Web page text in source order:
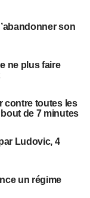
son
ne plus faire
contre toutes les
de 7 minutes
Ludovic, 4
un régime